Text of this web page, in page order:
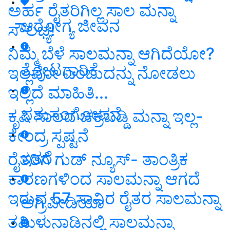
ಆರೋಗ್ಯ ಜೀವನ
ತೋಟಗಾರಿಕೆ
ಪಶುಸಂಗೋಪನೆ
ಇತರೆ
ಅಗ್ರಿಪೀಡಿಯಾ
ಅರ್ಹ ರೈತರಿಗಿಲ್ಲ ಸಾಲ ಮನ್ನಾ
ಸೌಲಭ್ಯ!
ನಿಮ್ಮ ಬೆಳೆ ಸಾಲಮನ್ನಾ ಆಗಿದೆಯೋ?
ಇಲ್ಲವೋ ಎಂಬುದನ್ನು ನೋಡಲು
ಇಲ್ಲಿದೆ ಮಾಹಿತಿ...
ಕೃಷಿ ಸಾಲದ ಚಕ್ರಬಡ್ಡಿ ಮನ್ನಾ ಇಲ್ಲ-
ಕೇಂದ್ರ ಸ್ಪಷ್ಟನೆ
ರೈತರಿಗೆ ಗುಡ್ ನ್ಯೂಸ್- ತಾಂತ್ರಿಕ
ಕಾರಣಗಳಿಂದ ಸಾಲಮನ್ನಾ ಆಗದೆ
ಇರುವ 57 ಸಾವಿರ ರೈತರ ಸಾಲಮನ್ನಾ
ತಮಿಳುನಾಡಿನಲ್ಲಿ ಸಾಲಮನ್ನಾ